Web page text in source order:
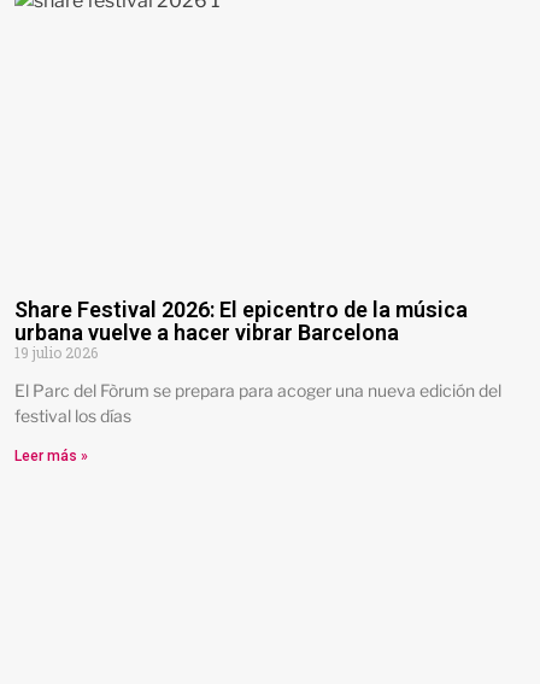
Share Festival 2026: El epicentro de la música
urbana vuelve a hacer vibrar Barcelona
19 julio 2026
El Parc del Fòrum se prepara para acoger una nueva edición del
festival los días
Leer más »